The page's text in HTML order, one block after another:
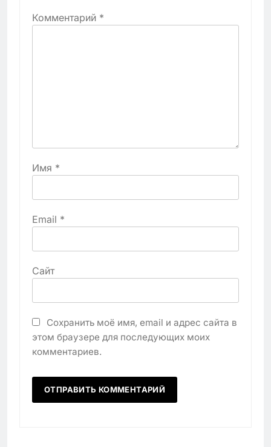
Комментарий *
Имя *
Email *
Сайт
Сохранить моё имя, email и адрес сайта в
этом браузере для последующих моих
комментариев.